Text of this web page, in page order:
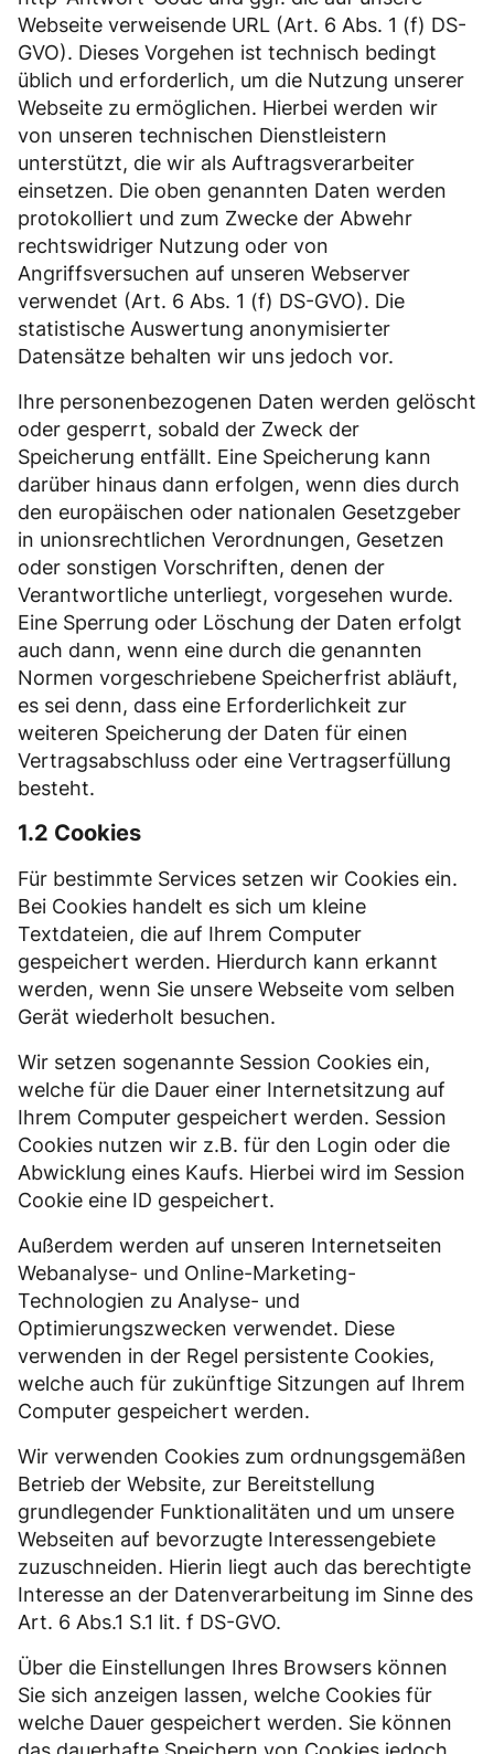
Webseite verweisende URL (Art. 6 Abs. 1 (f) DS-
GVO). Dieses Vorgehen ist technisch bedingt
üblich und erforderlich, um die Nutzung unserer
Webseite zu ermöglichen. Hierbei werden wir
von unseren technischen Dienstleistern
unterstützt, die wir als Auftragsverarbeiter
einsetzen. Die oben genannten Daten werden
protokolliert und zum Zwecke der Abwehr
rechtswidriger Nutzung oder von
Angriffsversuchen auf unseren Webserver
verwendet (Art. 6 Abs. 1 (f) DS-GVO). Die
statistische Auswertung anonymisierter
Datensätze behalten wir uns jedoch vor.
Ihre personenbezogenen Daten werden gelöscht
oder gesperrt, sobald der Zweck der
Speicherung entfällt. Eine Speicherung kann
darüber hinaus dann erfolgen, wenn dies durch
den europäischen oder nationalen Gesetzgeber
in unionsrechtlichen Verordnungen, Gesetzen
oder sonstigen Vorschriften, denen der
Verantwortliche unterliegt, vorgesehen wurde.
Eine Sperrung oder Löschung der Daten erfolgt
auch dann, wenn eine durch die genannten
Normen vorgeschriebene Speicherfrist abläuft,
es sei denn, dass eine Erforderlichkeit zur
weiteren Speicherung der Daten für einen
Vertragsabschluss oder eine Vertragserfüllung
besteht.
1.2 Cookies
Für bestimmte Services setzen wir Cookies ein.
Bei Cookies handelt es sich um kleine
Textdateien, die auf Ihrem Computer
gespeichert werden. Hierdurch kann erkannt
werden, wenn Sie unsere Webseite vom selben
Gerät wiederholt besuchen.
Wir setzen sogenannte Session Cookies ein,
welche für die Dauer einer Internetsitzung auf
Ihrem Computer gespeichert werden. Session
Cookies nutzen wir z.B. für den Login oder die
Abwicklung eines Kaufs. Hierbei wird im Session
Cookie eine ID gespeichert.
Außerdem werden auf unseren Internetseiten
Webanalyse- und Online-Marketing-
Technologien zu Analyse- und
Optimierungszwecken verwendet. Diese
verwenden in der Regel persistente Cookies,
welche auch für zukünftige Sitzungen auf Ihrem
Computer gespeichert werden.
Wir verwenden Cookies zum ordnungsgemäßen
Betrieb der Website, zur Bereitstellung
grundlegender Funktionalitäten und um unsere
Webseiten auf bevorzugte Interessengebiete
zuzuschneiden. Hierin liegt auch das berechtigte
Interesse an der Datenverarbeitung im Sinne des
Art. 6 Abs.1 S.1 lit. f DS-GVO.
Über die Einstellungen Ihres Browsers können
Sie sich anzeigen lassen, welche Cookies für
welche Dauer gespeichert werden. Sie können